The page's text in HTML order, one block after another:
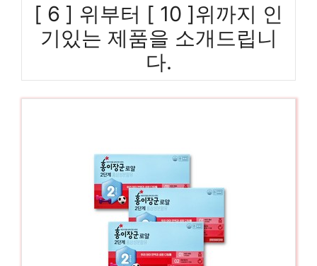
[ 6 ] 위부터 [ 10 ]위까지 인
기있는 제품을 소개드립니
다.